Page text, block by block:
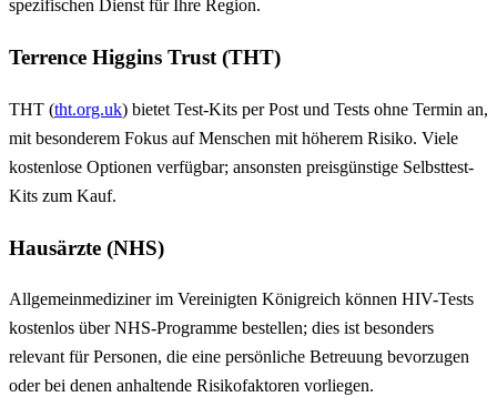
spezifischen Dienst für Ihre Region.
Terrence Higgins Trust (THT)
THT (tht.org.uk) bietet Test-Kits per Post und Tests ohne Termin an,
mit besonderem Fokus auf Menschen mit höherem Risiko. Viele
kostenlose Optionen verfügbar; ansonsten preisgünstige Selbsttest-
Kits zum Kauf.
Hausärzte (NHS)
Allgemeinmediziner im Vereinigten Königreich können HIV-Tests
kostenlos über NHS-Programme bestellen; dies ist besonders
relevant für Personen, die eine persönliche Betreuung bevorzugen
oder bei denen anhaltende Risikofaktoren vorliegen.